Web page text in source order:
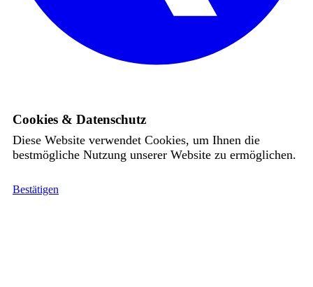
Cookies & Datenschutz
Diese Website verwendet Cookies, um Ihnen die
bestmögliche Nutzung unserer Website zu ermöglichen.
Bestätigen